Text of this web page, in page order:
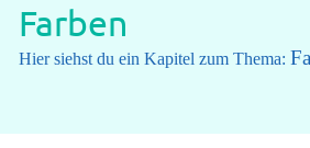
Farben
Hier siehst du ein Kapitel zum Thema: